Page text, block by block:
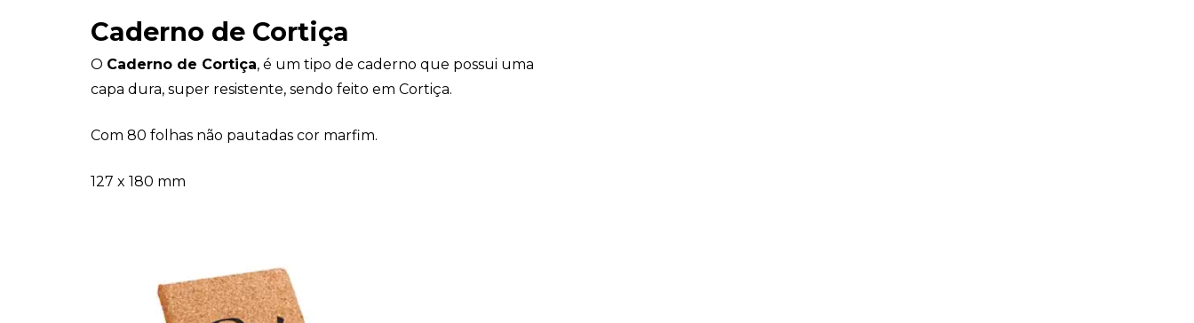
Caderno de Cortiça
O Caderno de Cortiça, é um tipo de caderno que possui uma
capa dura, super resistente, sendo feito em Cortiça.
Com 80 folhas não pautadas cor marfim.
127 x 180 mm